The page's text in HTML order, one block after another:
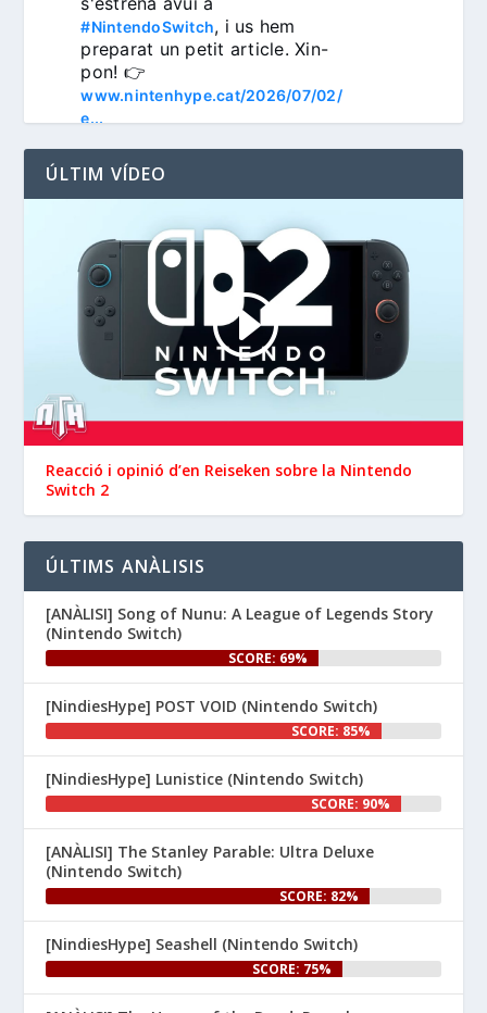
#NintendoSwitch, i us hem
preparat un petit article. Xin-
www.nintenhype.cat/2026/07/02/
e...
3
Nintenhype.Cat @nintenhype.cat
1m
📅 Devil May Cry V,
Wanderstop, Citizen Sleeper 2,
i molt més, aquesta setmana a
la Nintendo eShop de
#NintendoSwitch2
#NintendoSwitch.
👉
1
Nintenhype.Cat @nintenhype.cat
⋅
1m
El món dels videojocs: ⚡🔥💥💀
Nintendo:
ÚLTIM VÍDEO
Reacció i opinió d’en ‪Reiseken‬ sobre la Nintendo
Switch 2
ÚLTIMS ANÀLISIS
[ANÀLISI] Song of Nunu: A League of Legends Story
(Nintendo Switch)
SCORE: 69%
[NindiesHype] POST VOID (Nintendo Switch)
SCORE: 85%
[NindiesHype] Lunistice (Nintendo Switch)
SCORE: 90%
[ANÀLISI] The Stanley Parable: Ultra Deluxe
(Nintendo Switch)
SCORE: 82%
[NindiesHype] Seashell (Nintendo Switch)
SCORE: 75%